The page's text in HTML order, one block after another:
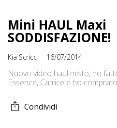
Mini HAUL Maxi
SODDISFAZIONE!
Kia Scricc 16/07/2014
Nuovo video haul misto, ho
Essence, Catrice e ho
quello che ho comprato infatti
il video per poi provare ad
Condividi